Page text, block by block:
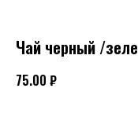
Чай черный /
75.00 ₽